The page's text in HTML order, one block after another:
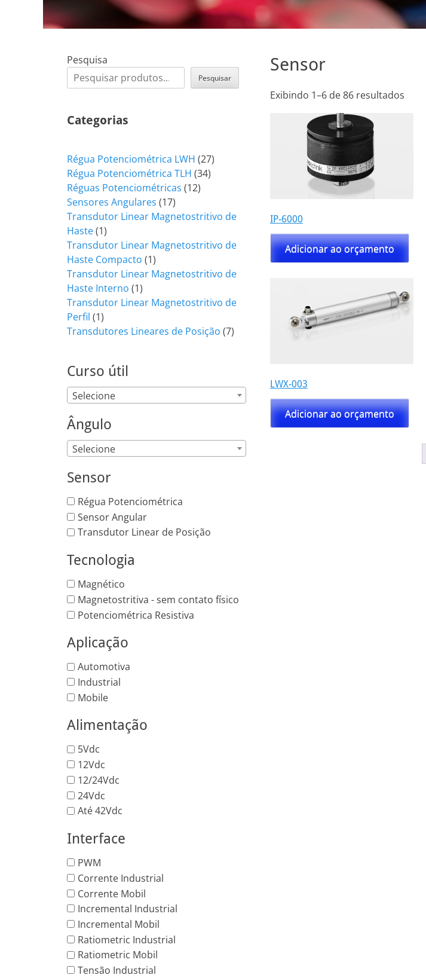
Sensor
Exibindo 1–6 de 86 resultados
IP-6000
Adicionar ao orçamento
LWX-003
Adicionar ao orçamento
Pesquisa
Pesquisar
Categorias
Régua Potenciométrica LWH 2727
Régua Potenciométrica TLH 3434
Réguas Potenciométricas 1212
Sensores Angulares 1717
produtos
Transdutor Linear Magnetostritivo de
Haste 11
produto
Transdutor Linear Magnetostritivo de
Haste Compacto 11
produto
Transdutor Linear Magnetostritivo de
Haste Interno 11
produto
Transdutor Linear Magnetostritivo de
Perfil 11
produto
Transdutores Lineares de Posição 77
Curso útil
Selecione
Ângulo
Selecione
Sensor
Régua Potenciométrica
Sensor Angular
Transdutor Linear de Posição
Tecnologia
Magnético
Magnetostritiva - sem contato físico
Potenciométrica Resistiva
Aplicação
Automotiva
Industrial
Mobile
Alimentação
5Vdc
12Vdc
12/24Vdc
24Vdc
Até 42Vdc
Interface
PWM
Corrente Industrial
Corrente Mobil
Incremental Industrial
Incremental Mobil
Ratiometric Industrial
Ratiometric Mobil
Tensão Industrial